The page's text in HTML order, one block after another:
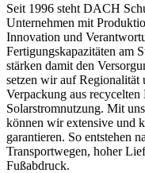
Seit 1996 steht DACH
Unternehmen mit
Innovation und
Fertigungskapazitäten am
stärken damit den
setzen wir auf
Verpackung aus
Solarstromnutzung. Mit
können wir extensive und
garantieren. So entstehen
Transportwegen, hoher
Fußabdruck.